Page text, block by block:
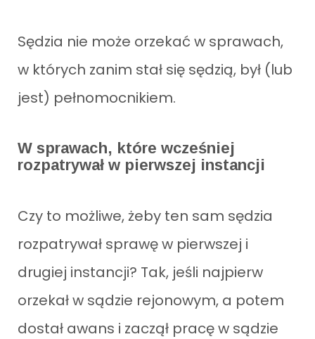
Sędzia nie może orzekać w sprawach,
w których zanim stał się sędzią, był (lub
jest) pełnomocnikiem.
W sprawach, które wcześniej
rozpatrywał w pierwszej instancji
Czy to możliwe, żeby ten sam sędzia
rozpatrywał sprawę w pierwszej i
drugiej instancji? Tak, jeśli najpierw
orzekał w sądzie rejonowym, a potem
dostał awans i zaczął pracę w sądzie